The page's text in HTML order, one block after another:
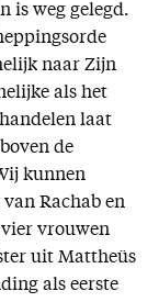
is weg gelegd.
naar Zijn
als het
laat
de
kunnen
Rachab en
vier vrouwen
uit Mattheüs
als eerste